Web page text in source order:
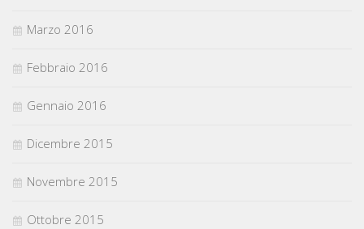
Marzo 2016
Febbraio 2016
Gennaio 2016
Dicembre 2015
Novembre 2015
Ottobre 2015